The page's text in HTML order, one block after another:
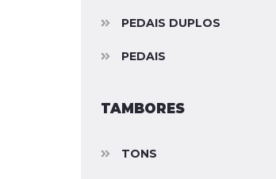
PEDAIS DUPLOS
PEDAIS
TAMBORES
TONS